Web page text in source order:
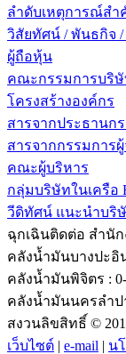
ลำดับเหตุการณ์สำ
วิสัยทัศน์ / พันธกิจ
ผู้ถือหุ้น
คณะกรรมการบริ
โครงสร้างองค์กร
สารจากประธานก
สารจากกรรมการ
คณะผู้บริหาร
กลุ่มบริษัทในเครือ
วีดิทัศน์ แนะนำบริ
ฉุกเฉินติดต่อ สำนัก
คลังน้ำมันบางปะอิน
คลังน้ำมันพิจิตร : 0-
คลังน้ำมันนครลำป
สงวนลิขสิทธิ์ ©
เว็บไซต์ | e-mail | น